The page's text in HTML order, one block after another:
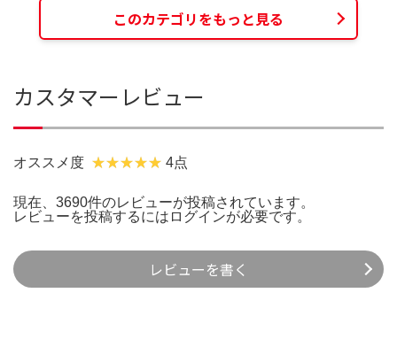
このカテゴリをもっと見る
カスタマーレビュー
オススメ度 4点
現在、3690件のレビューが投稿されています。
レビューを投稿するには ログインが必要です。
レビューを書く